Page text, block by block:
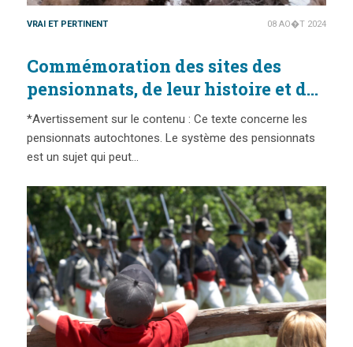
VRAI ET PERTINENT 08 AO�T 2024
Commémoration des sites des
pensionnats, de leur histoire et de
leur héritage
*Avertissement sur le contenu : Ce texte concerne les
pensionnats autochtones. Le système des pensionnats
est un sujet qui peut…